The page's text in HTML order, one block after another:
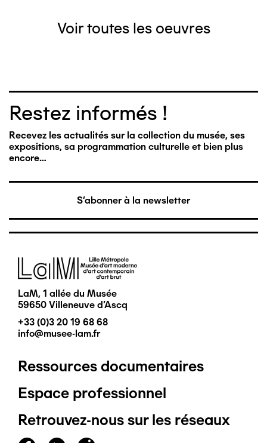
Voir toutes les oeuvres
Restez informés !
Recevez les actualités sur la collection du musée, ses
expositions, sa programmation culturelle et bien plus
encore…
S'abonner à la newsletter
Image
LaM, 1 allée du Musée
59650 Villeneuve d'Ascq
+33 (0)3 20 19 68 68
info@musee-lam.fr
Pied
de
page
Ressources documentaires
Espace professionnel
Retrouvez-nous sur les réseaux